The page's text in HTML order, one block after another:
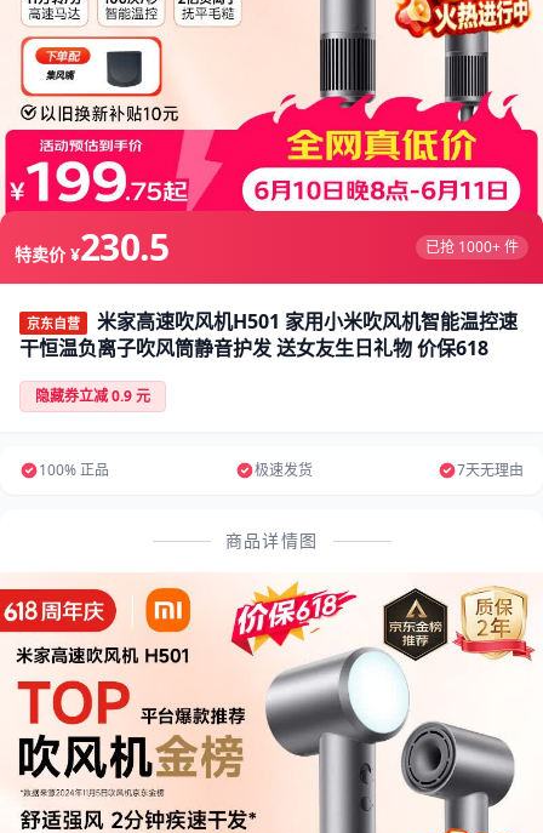
特卖价 ¥230.5 已抢 1000+ 件
京东自营
米家高速吹风机H501 家用小米吹风机智能温控速
干恒温负离子吹风筒静音护发 送女友生日礼物 价保618
隐藏券立减 0.9 元
100% 正品 极速发货 7天无理由
商品详情图